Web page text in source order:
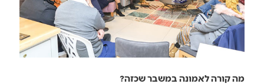
מה קורה לאמונה במשבר שכזה?